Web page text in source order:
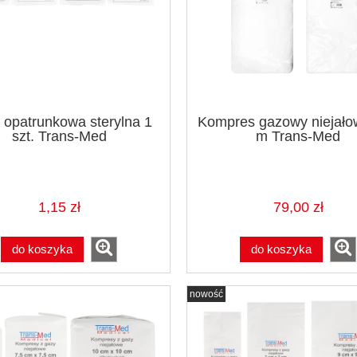
14,90 zł
do koszyka
74,90 zł
do koszyka
opatrunkowa sterylna 1
szt. Trans-Med
1,15 zł
do koszyka
Kompres gazowy
m Trans-Med
79,00 zł
do koszyka
nowość